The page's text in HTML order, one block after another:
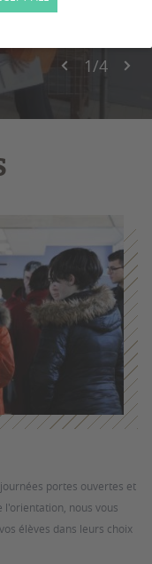
1/4
portes ouvertes et
l'orientation, nous vous
élèves dans leurs choix